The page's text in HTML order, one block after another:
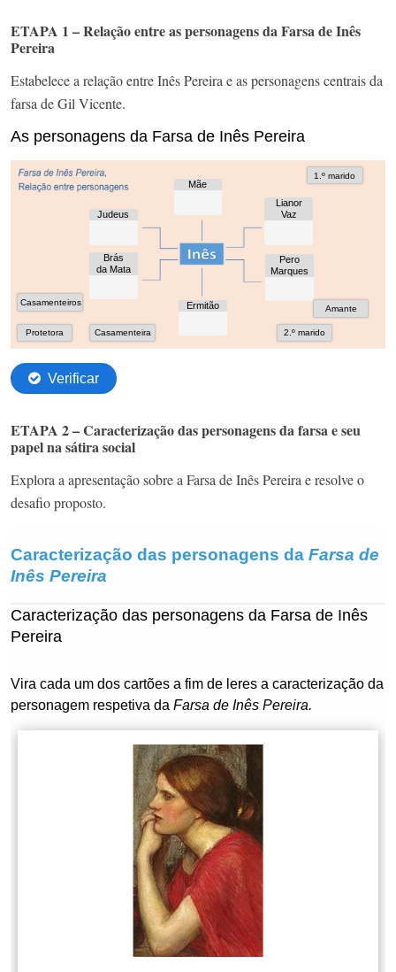
ETAPA 1 – Relação entre as personagens da Farsa de Inês
Pereira
Estabelece a relação entre Inês Pereira e as personagens centrais da
farsa de Gil Vicente.
ETAPA 2 – Caracterização das personagens da farsa e seu
papel na sátira social
Explora a apresentação sobre a Farsa de Inês Pereira e resolve o
desafio proposto.